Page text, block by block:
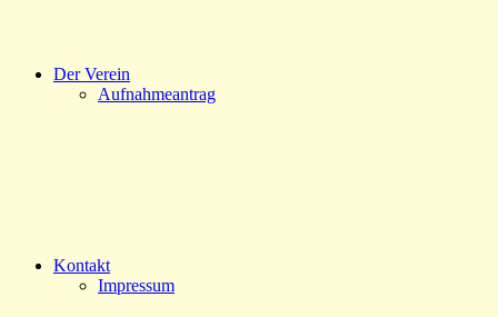
Der Verein
Aufnahmeantrag
Kontakt
Impressum